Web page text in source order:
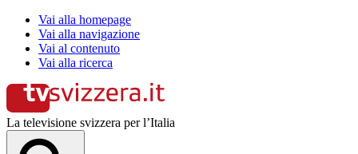
Vai alla homepage
Vai alla navigazione
Vai al contenuto
Vai alla ricerca
La televisione svizzera per l’Italia